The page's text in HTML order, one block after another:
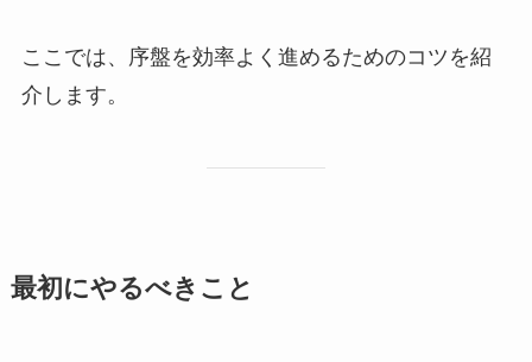
ここでは、序盤を効率よく進めるためのコツを紹
介します。
最初にやるべきこと